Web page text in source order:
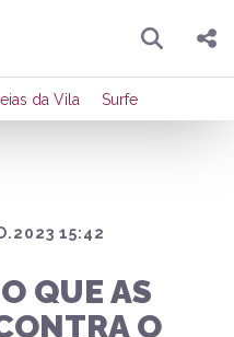
Pesquisar
Compartilhar
Publicar no X
da Vila Surfe
15:42
QUE AS
O